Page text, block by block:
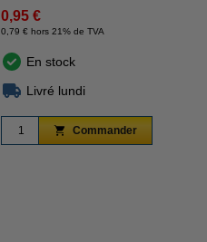
0,95 €
0,79 € hors 21% de TVA
En stock
Livré lundi
Commander